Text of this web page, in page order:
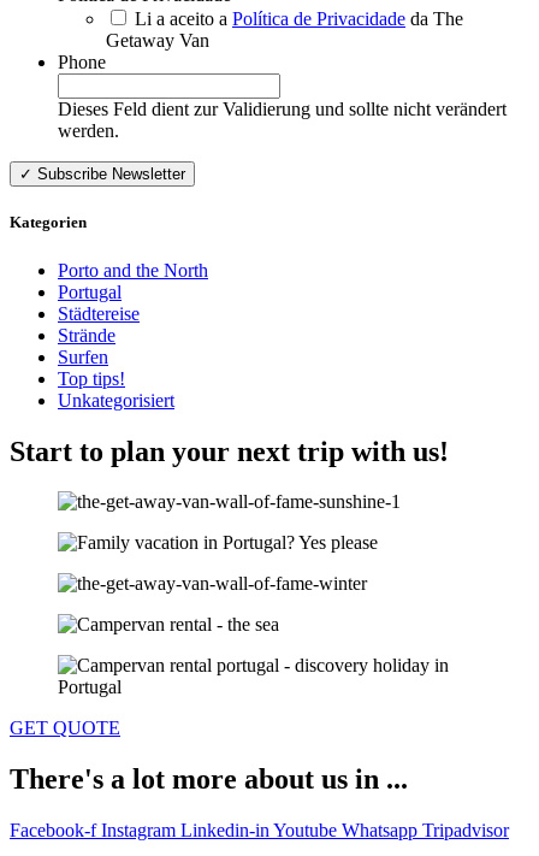
Li a aceito a Política de Privacidade da The
Getaway Van
Phone
Dieses Feld dient zur Validierung und sollte nicht verändert
werden.
Kategorien
Porto and the North
Portugal
Städtereise
Strände
Surfen
Top tips!
Unkategorisiert
Start to plan your next trip with us!
GET QUOTE
There's a lot more about us in ...
Facebook-f Instagram Linkedin-in Youtube Whatsapp Tripadvisor